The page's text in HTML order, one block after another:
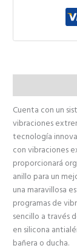
Cuenta con un
vibraciones
tecnología
con vibraciones
proporcionará
anillo para un
una maravillosa
programas de
sencillo a través
en silicona
bañera o ducha.